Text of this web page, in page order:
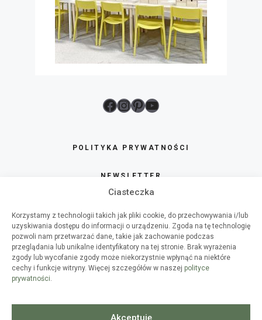
Ciasteczka
Korzystamy z technologii takich jak pliki cookie, do przechowywania i/lub
uzyskiwania dostępu do informacji o urządzeniu. Zgoda na tę technologię
pozwoli nam przetwarzać dane, takie jak zachowanie podczas
przeglądania lub unikalne identyfikatory na tej stronie. Brak wyrażenia
zgody lub wycofanie zgody może niekorzystnie wpłynąć na niektóre
cechy i funkcje witryny. Więcej szczegółów w naszej polityce
prywatności.
Akceptuję
Facebook
Instagram
Pinterest
YouTube
POLITYKA PRYWATNOŚCI
NEWSLETTER
O HAART
WSPÓŁPRACA
SPIS TREŚCI